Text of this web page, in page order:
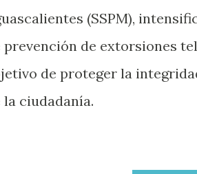
(SSPM),
prevención de extorsiones
de proteger la
la ciudadanía.